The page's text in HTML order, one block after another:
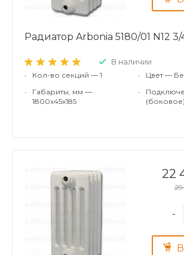
Радиатор Arbonia 5180/01 N12 3/
В наличии
•
Кол-во секций — 1
•
Габариты, мм —
1800x45x185
•
Цвет —
•
(боковое)
22
-